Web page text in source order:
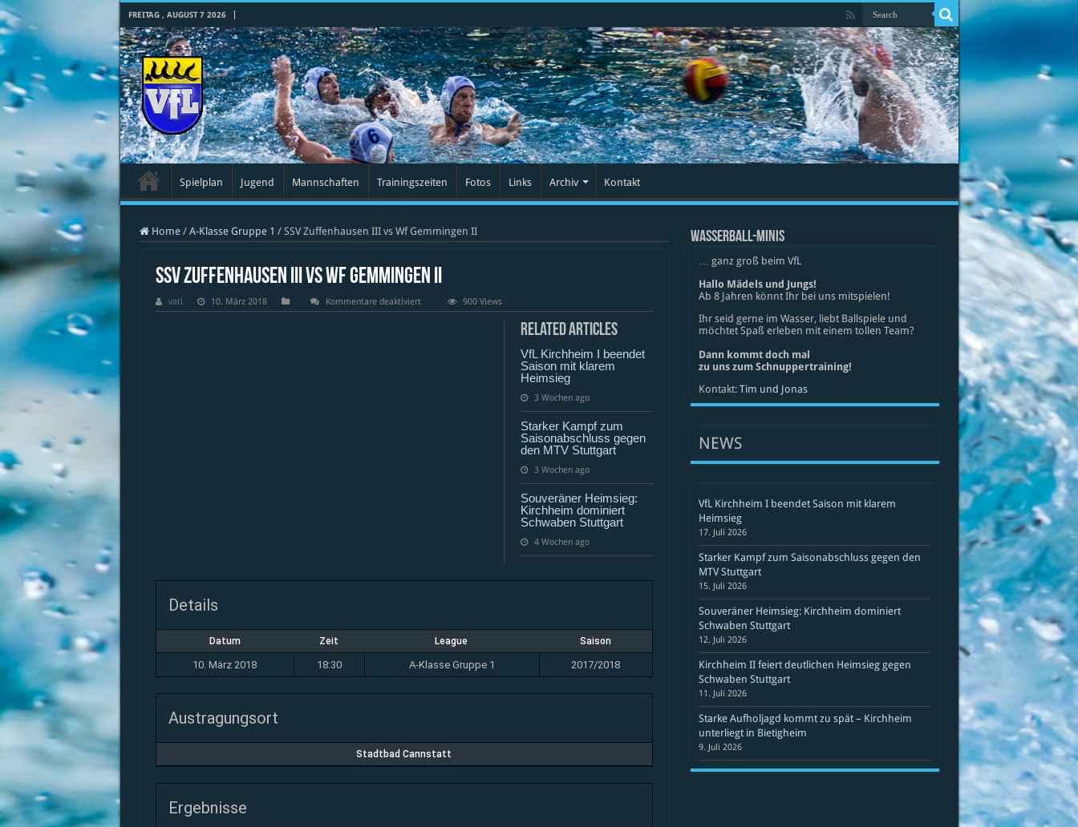
FREITAG , AUGUST 7 2026
Spielplan Jugend Mannschaften Trainingszeiten Fotos Links Archiv Kontakt
Home / A-Klasse Gruppe 1 / SSV Zuffenhausen III vs Wf Gemmingen II
SSV Zuffenhausen III vs Wf Gemmingen II
vati 10. März 2018 Kommentare deaktiviertfür
SSV
900 Views
Related Articles
VfL Kirchheim I beendet
Saison mit klarem
Heimsieg
3 Wochen ago
Starker Kampf zum
Saisonabschluss gegen
den MTV Stuttgart
3 Wochen ago
Souveräner Heimsieg:
Kirchheim dominiert
Schwaben Stuttgart
4 Wochen ago
Details
Datum Zeit League Saison
10. März 2018 18:30 A-Klasse Gruppe 1 2017/2018
Austragungsort
Stadtbad Cannstatt
Ergebnisse
WASSERBALL-MINIS
… ganz groß beim VfL
Hallo Mädels und Jungs!
Ab 8 Jahren könnt Ihr bei uns mitspielen!
Ihr seid gerne im Wasser, liebt Ballspiele und
möchtet Spaß erleben mit einem tollen Team?
Dann kommt doch mal
zu uns zum Schnuppertraining!
Kontakt: Tim und Jonas
NEWS
VfL Kirchheim I beendet Saison mit klarem
Heimsieg
17. Juli 2026
Starker Kampf zum Saisonabschluss gegen den
MTV Stuttgart
15. Juli 2026
Souveräner Heimsieg: Kirchheim dominiert
Schwaben Stuttgart
12. Juli 2026
Kirchheim II feiert deutlichen Heimsieg gegen
Schwaben Stuttgart
11. Juli 2026
Starke Aufholjagd kommt zu spät – Kirchheim
unterliegt in Bietigheim
9. Juli 2026